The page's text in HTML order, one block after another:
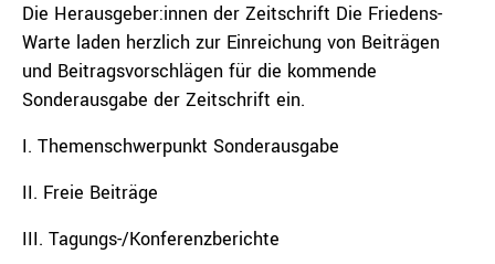
Die Herausgeber:innen der Zeitschrift Die Friedens-
Warte laden herzlich zur Einreichung von Beiträgen
und Beitragsvorschlägen für die kommende
Sonderausgabe der Zeitschrift ein.
I. Themenschwerpunkt Sonderausgabe
II. Freie Beiträge
III. Tagungs-/Konferenzberichte